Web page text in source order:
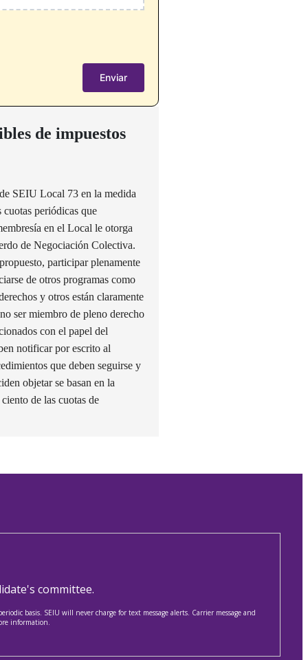
de impuestos
SEIU Local 73 en la medida
periódicas que
en el Local le otorga
de Negociación Colectiva.
participar plenamente
de otros programas como
y otros están claramente
ser miembro de pleno derecho
con el papel del
notificar por escrito al
que deben seguirse y
objetar se basan en la
de las cuotas de
committee.
basis. SEIU will never charge for text message alerts. Carrier message and
information.